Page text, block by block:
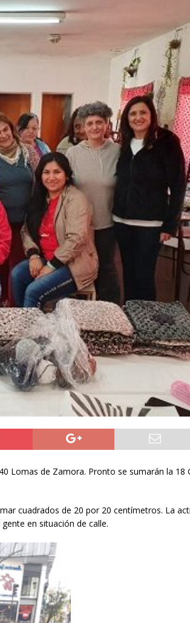
Lomas de Zamora. Pronto se sumarán la 18
cuadrados de 20 por 20 centímetros. La
en situación de calle.